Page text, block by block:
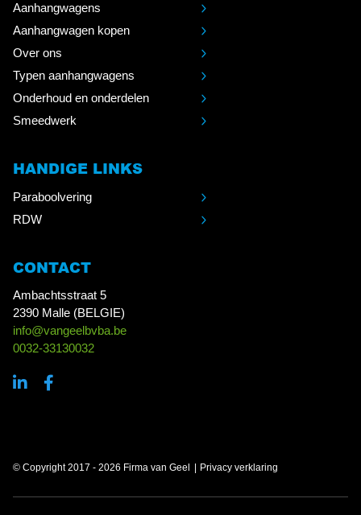
Aanhangwagens
Aanhangwagen kopen
Over ons
Typen aanhangwagens
Onderhoud en onderdelen
Smeedwerk
HANDIGE LINKS
Paraboolvering
RDW
CONTACT
Ambachtsstraat 5
2390 Malle (BELGIE)
info@vangeelbvba.be
0032-33130032
© Copyright 2017 - 2026 Firma van Geel Privacy verklaring